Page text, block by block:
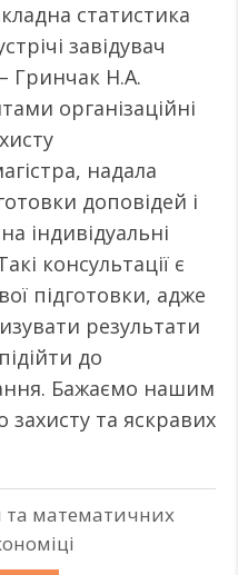
статистика
завідувач
Гринчак Н.А.
організаційні
надала
доповідей і
індивідуальні
консультації є
підготовки, адже
результати
до
Бажаємо нашим
захисту та яскравих
та математичних